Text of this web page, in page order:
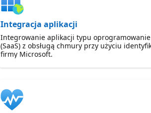
Integracja aplikacji
Integrowanie aplikacji typu oprogramowanie
(SaaS) z obsługą chmury przy użyciu
firmy Microsoft.